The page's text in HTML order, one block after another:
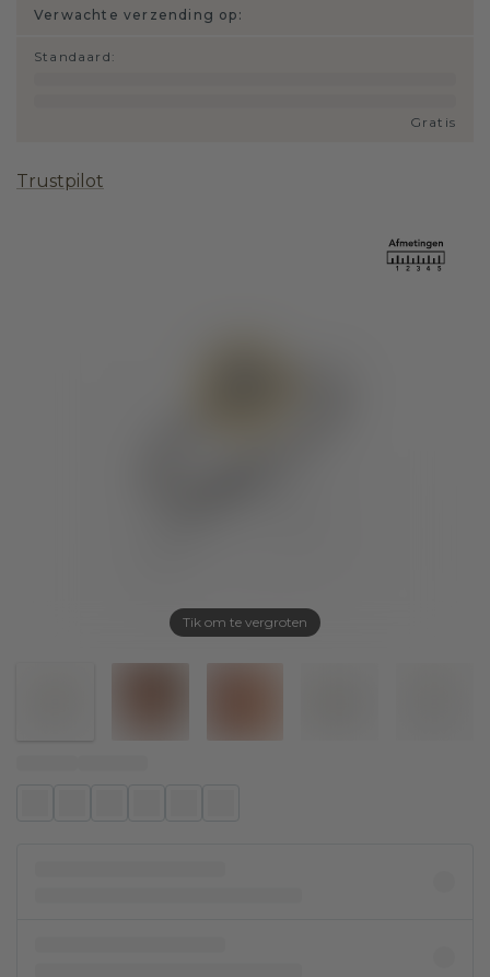
Tik om te vergroten
Verwachte verzending op:
Standaard :
Gratis
Trustpilot